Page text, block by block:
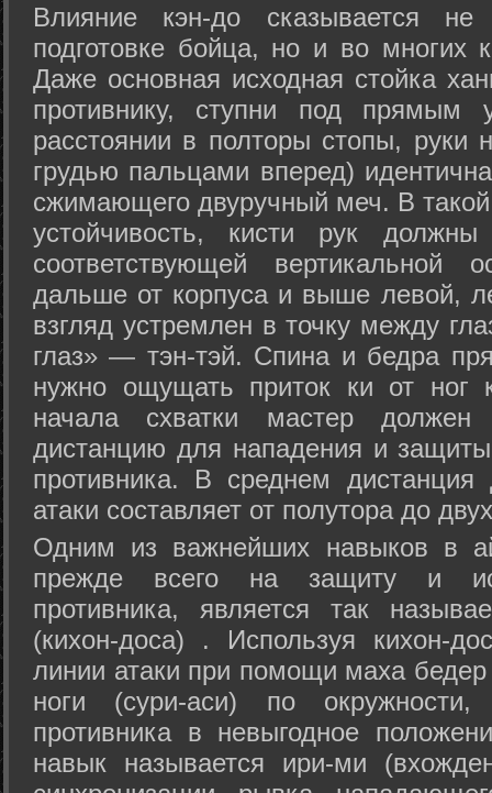
Влияние кэн-до сказывается не
подготовке бойца, но и во многих
Даже основная исходная стойка
противнику, ступни под прямым
расстоянии в полторы стопы, руки
грудью пальцами вперед)
сжимающего двуручный меч. В
устойчивость, кисти рук
соответствующей
дальше от корпуса и выше левой,
взгляд устремлен в точку между
глаз» — тэн-тэй. Спина и бедра
нужно ощущать приток ки от
начала схватки мастер должен
дистанцию для нападения и
противника. В среднем
атаки составляет от полутора до
Одним из важнейших навыков в
прежде всего на защиту и
противника, является так
(кихон-доса) . Используя кихон-
линии атаки при помощи маха
ноги (сури-аси) по
противника в невыгодное
навык называется ири-ми